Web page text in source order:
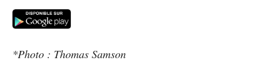
*Photo : Thomas Samson